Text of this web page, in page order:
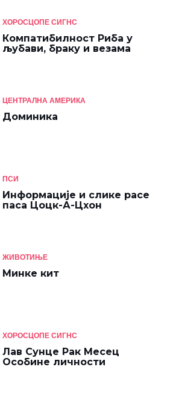
ХОРОСЦОПЕ СИГНС
Компатибилност Риба у
љубави, браку и везама
ЦЕНТРАЛНА АМЕРИКА
Доминика
ПСИ
Информације и слике расе
паса Цоцк-А-Цхон
ЖИВОТИЊЕ
Минке кит
ХОРОСЦОПЕ СИГНС
Лав Сунце Рак Месец
Особине личности